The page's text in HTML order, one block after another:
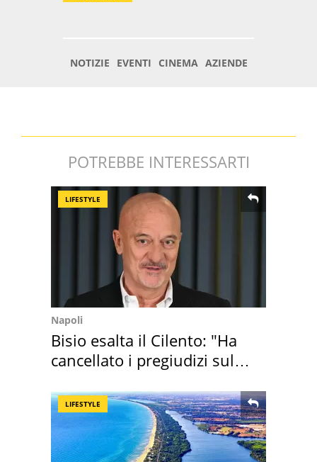
POTREBBE INTERESSARTI
LIFESTYLE
Napoli
Bisio esalta il Cilento: "Ha
cancellato i pregiudizi sul
LIFESTYLE